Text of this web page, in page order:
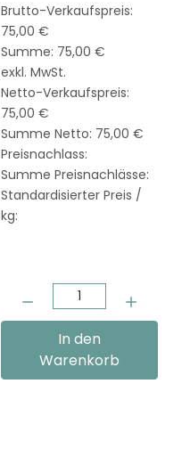
Brutto-Verkaufspreis:
75,00 €
Summe: 75,00 €
exkl. MwSt.
Netto-Verkaufspreis:
75,00 €
Summe Netto: 75,00 €
Preisnachlass:
Summe Preisnachlässe:
Standardisierter Preis /
kg:
In den
Warenkorb